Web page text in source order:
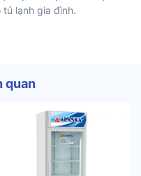
lạnh gia đình.
quan